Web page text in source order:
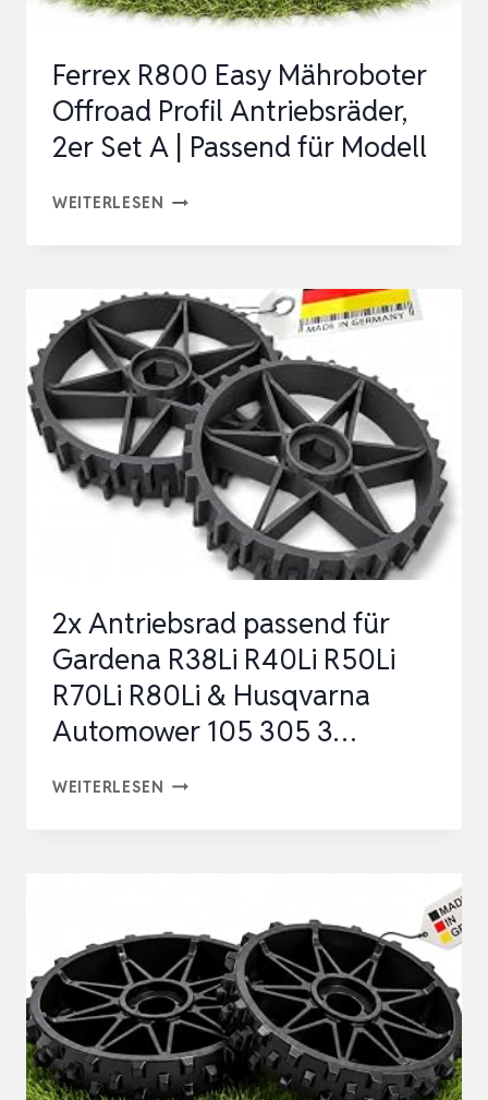
|
UND…
Ferrex R800 Easy Mähroboter
Offroad Profil Antriebsräder,
2er Set A | Passend für Modell
WEITERLESEN FERREX
MÄHROBOTER
OFFROAD
PROFIL
ANTRIEBSRÄDER,
2ER
SET
A
PASSEND
MODELL
2x Antriebsrad passend für
Gardena R38Li R40Li R50Li
R70Li R80Li & Husqvarna
Automower 105 305 3…
WEITERLESEN 2X
R38LI
R40LI
R50LI
R70LI
R80LI